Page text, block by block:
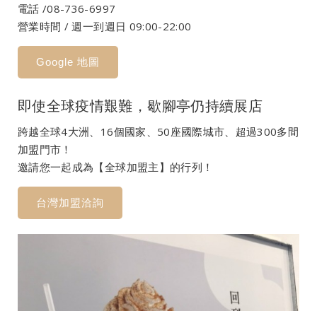
電話 /08-736-6997​
營業時間 / 週一到週日 09:00-22:00
Google 地圖
即使全球疫情艱難，歇腳亭仍持續展店
跨越全球4大洲、16個國家、50座國際城市、​超過300多間
加盟門市！
邀請您一起成為【全球加盟主】的行列！ ​
台灣加盟洽詢